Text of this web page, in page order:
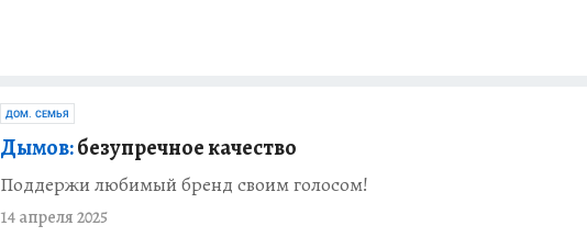
ДОМ. СЕМЬЯ
Дымов:безупречное качество
Поддержи любимый бренд своим голосом!
14 апреля 2025